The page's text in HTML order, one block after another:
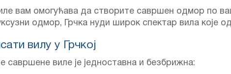
вам омогућава да створите савршен одмор по
одмор, Грчка нуди широк спектар вила које
вилу у Грчкој
савршене вилe је једноставна и безбрижна: